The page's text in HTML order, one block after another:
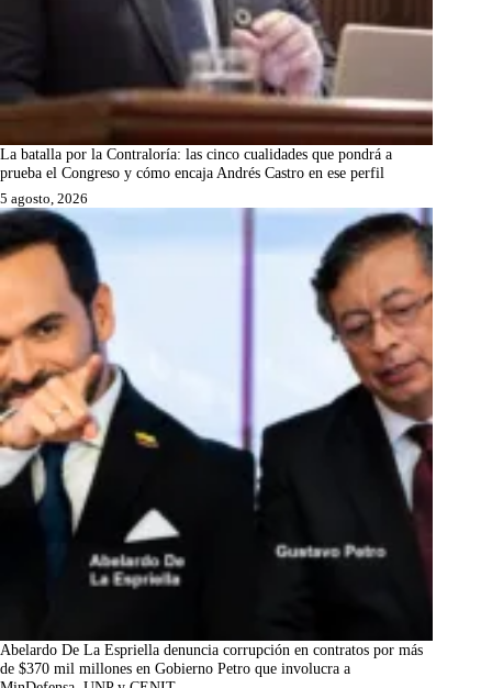
La batalla por la Contraloría: las cinco cualidades que pondrá a
prueba el Congreso y cómo encaja Andrés Castro en ese perfil
5 agosto, 2026
Abelardo De La Espriella denuncia corrupción en contratos por más
de $370 mil millones en Gobierno Petro que involucra a